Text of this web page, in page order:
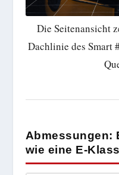
Die Seitenansicht
Dachlinie des Smart
Abmessungen:
wie eine E-